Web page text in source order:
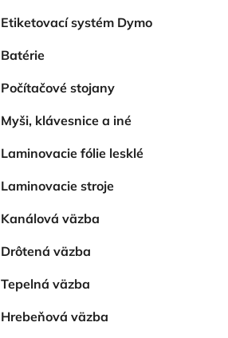
Etiketovací systém Dymo
Batérie
Počítačové stojany
Myši, klávesnice a iné
Laminovacie fólie lesklé
Laminovacie stroje
Kanálová väzba
Drôtená väzba
Tepelná väzba
Hrebeňová väzba